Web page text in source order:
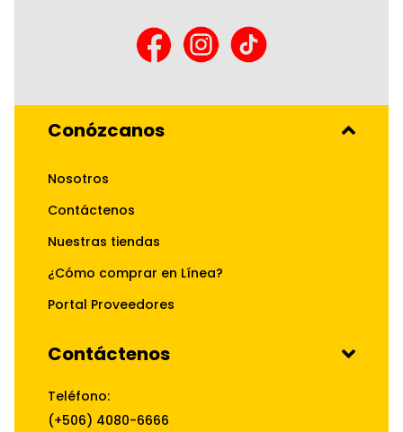
Conózcanos
Nosotros
Contáctenos
Nuestras tiendas
¿Cómo comprar en Línea?
Portal Proveedores
Contáctenos
Teléfono:
(+506) 4080-6666